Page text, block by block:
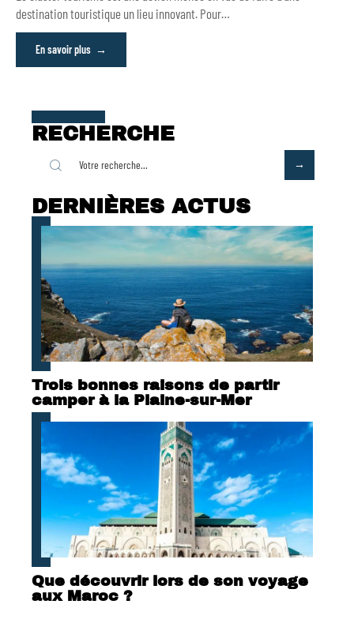
destination touristique un lieu innovant. Pour…
En savoir plus
RECHERCHE
DERNIÈRES ACTUS
Trois bonnes raisons de partir
camper à la Plaine-sur-Mer
Que découvrir lors de son voyage
aux Maroc ?